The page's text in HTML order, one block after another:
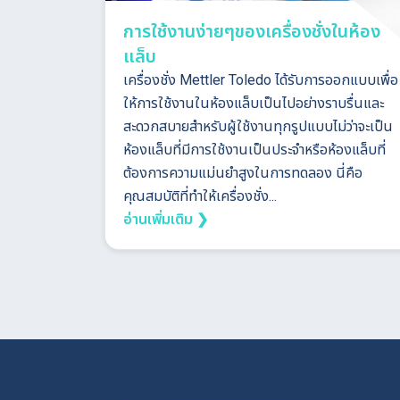
การใช้งานง่ายๆของเครื่องชั่งในห้อง
แล็บ
เครื่องชั่ง Mettler Toledo ได้รับการออกแบบเพื่อ
ให้การใช้งานในห้องแล็บเป็นไปอย่างราบรื่นและ
สะดวกสบายสำหรับผู้ใช้งานทุกรูปแบบไม่ว่าจะเป็น
ห้องแล็บที่มีการใช้งานเป็นประจำหรือห้องแล็บที่
ต้องการความแม่นยำสูงในการทดลอง นี่คือ
คุณสมบัติที่ทำให้เครื่องชั่ง...
อ่านเพิ่มเติม ❯